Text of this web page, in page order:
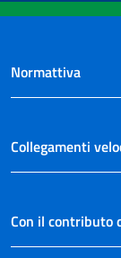
Normattiva
Collegamenti
Con il contributo